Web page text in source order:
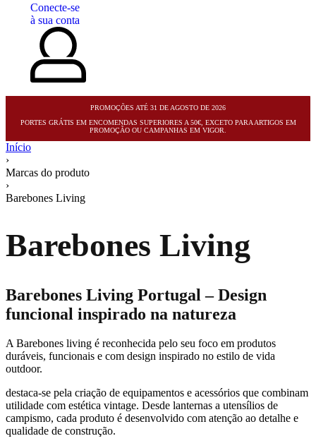
Conecte-se
à sua conta
PROMOÇÕES ATÉ 31 DE AGOSTO DE 2026
PORTES GRÁTIS EM ENCOMENDAS SUPERIORES A 50€, EXCETO PARA ARTIGOS EM
PROMOÇÃO OU CAMPANHAS EM VIGOR.
Início
›
Marcas do produto
›
Barebones Living
Barebones Living
Barebones Living Portugal – Design
funcional inspirado na natureza
ABarebones living é reconhecida pelo seu foco em produtos
duráveis, funcionais e com design inspirado no estilo de vida
outdoor.
destaca-se pela criação de equipamentos e acessórios que combinam
utilidade com estética vintage. Desde lanternas a utensílios de
campismo, cada produto é desenvolvido com atenção ao detalhe e
qualidade de construção.